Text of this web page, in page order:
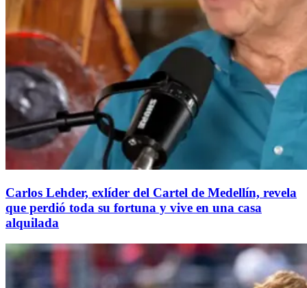
Carlos Lehder, exlíder del Cartel de Medellín, revela
que perdió toda su fortuna y vive en una casa
alquilada